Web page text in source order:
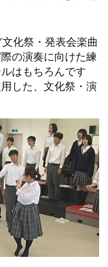
化祭・発表会楽曲
の演奏に向けた練
はもちろんです
した、文化祭・演